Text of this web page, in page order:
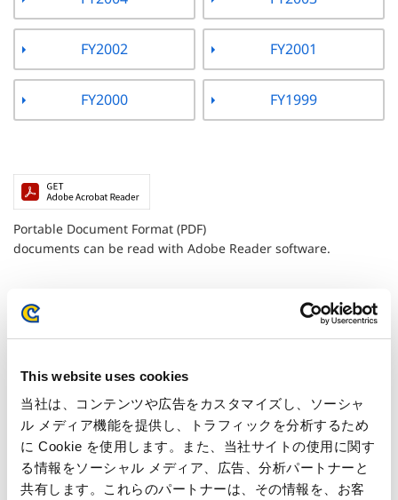
This website uses cookies
当社は、コンテンツや広告をカスタマイズし、ソーシャ
ル メディア機能を提供し、トラフィックを分析するため
に Cookie を使用します。また、当社サイトの使用に関す
る情報をソーシャル メディア、広告、分析パートナーと
共有します。これらのパートナーは、その情報を、お客
FY2002 FY2001
FY2000 FY1999
Portable Document Format (PDF)
documents can be read with Adobe Reader software.
IR Calendar
July 01, 2026
FY2026 1Q Financial Results Announcement